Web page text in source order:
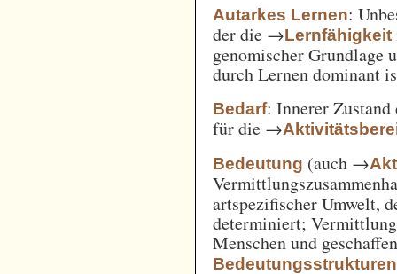
Autarkes Lernen:
der die →Lernfähigkeit
genomischer Grundlage
durch Lernen dominant
Bedarf: Innerer
für die →
Bedeutung (auch →
artspezifischer Umwelt,
determiniert;
Menschen und
Bedeutungsstrukturen